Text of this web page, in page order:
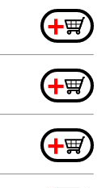
+
+
+